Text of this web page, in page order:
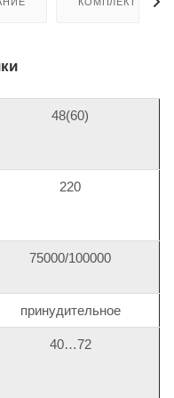
48(60)
220
75000/100000
принудительное
40…72